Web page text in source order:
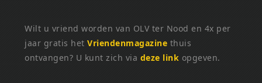
Wilt u vriend worden van OLV ter Nood en 4x per
jaar gratis hetVriendenmagazine thuis
ontvangen? U kunt zich via deze link opgeven.